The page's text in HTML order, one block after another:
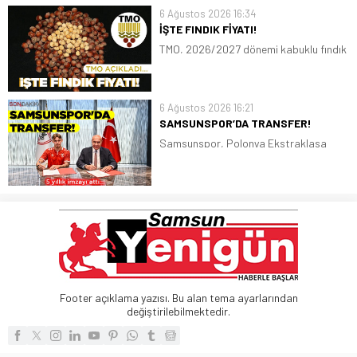
6 Ağustos 2026 16:34
İŞTE FINDIK FİYATI!
TMO, 2026/2027 dönemi kabuklu fındık
lira oldu
6 Ağustos 2026 16:21
SAMSUNSPOR’DA TRANSFER!
Samsunspor, Polonya Ekstraklasa
Footer açıklama yazısı. Bu alan tema ayarlarından
değiştirilebilmektedir.